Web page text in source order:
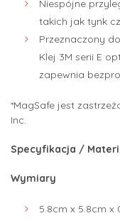
Niespójne
takich jak tynk
Przeznaczony
Klej 3M serii E
zapewnia
*MagSafe jest
Inc.
Specyfikacja /
Wymiary
5.8cm x 5.8cm x